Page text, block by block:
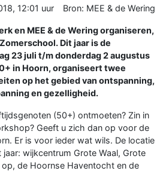
12:01 uur Bron: MEE & de Wering
en MEE & de Wering organiseren,
Dit jaar is de
23 juli t/m donderdag 2 augustus
in Hoorn, organiseert twee
op het gebied van ontspanning,
en gezelligheid.
(50+) ontmoeten? Zin in
Geeft u zich dan op voor de
Er is voor ieder wat wils. De locatie
wijkcentrum Grote Waal, Grote
de Hoornse Haventocht en de